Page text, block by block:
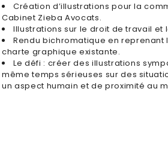
Création d’illustrations pour la
Cabinet Zieba Avocats.
Illustrations sur le droit de travail et
Rendu bichromatique en reprenant
charte graphique existante.
Le défi : créer des illustrations
même temps sérieuses sur des
un aspect humain et de proximité au